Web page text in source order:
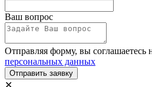
Ваш вопрос
Отправляя форму, вы соглашаетесь
персональных данных
Отправить заявку
✕